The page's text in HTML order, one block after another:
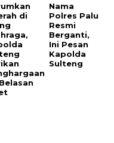
di
Nama
Polres Palu
Resmi
Berganti,
Ini Pesan
Kapolda
Sulteng